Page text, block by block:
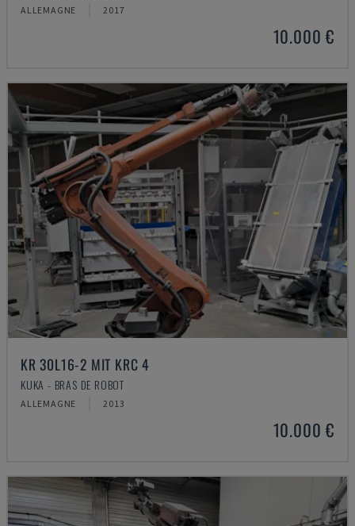
ALLEMAGNE 2017
10.000 €
KR 30L16-2 MIT KRC 4
KUKA - BRAS DE ROBOT
ALLEMAGNE 2013
10.000 €